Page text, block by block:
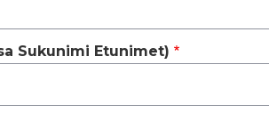
Sukunimi Etunimet)